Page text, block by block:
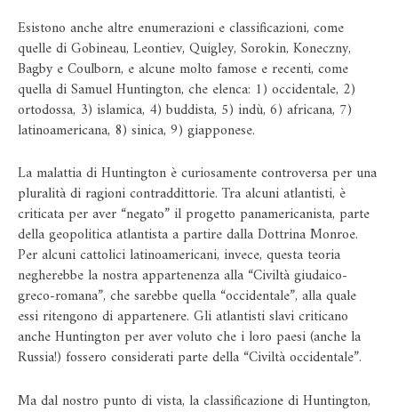
Esistono anche altre enumerazioni e classificazioni, come
quelle di Gobineau, Leontiev, Quigley, Sorokin, Koneczny,
Bagby e Coulborn, e alcune molto famose e recenti, come
quella di Samuel Huntington, che elenca: 1) occidentale, 2)
ortodossa, 3) islamica, 4) buddista, 5) indù, 6) africana, 7)
latinoamericana, 8) sinica, 9) giapponese.
La malattia di Huntington è curiosamente controversa per una
pluralità di ragioni contraddittorie. Tra alcuni atlantisti, è
criticata per aver “negato” il progetto panamericanista, parte
della geopolitica atlantista a partire dalla Dottrina Monroe.
Per alcuni cattolici latinoamericani, invece, questa teoria
negherebbe la nostra appartenenza alla “Civiltà giudaico-
greco-romana”, che sarebbe quella “occidentale”, alla quale
essi ritengono di appartenere. Gli atlantisti slavi criticano
anche Huntington per aver voluto che i loro paesi (anche la
Russia!) fossero considerati parte della “Civiltà occidentale”.
Ma dal nostro punto di vista, la classificazione di Huntington,